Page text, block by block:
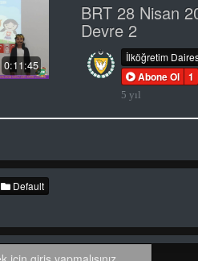
0:11:45
BRT 28 Nisan
Devre 2
İlköğretim
Abone Ol 1
5 yıl
Default